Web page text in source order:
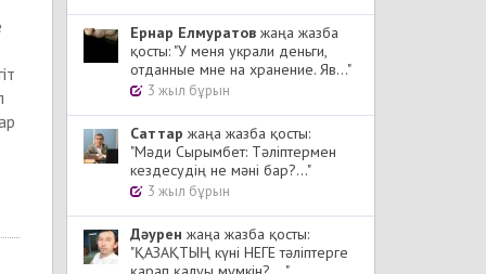
Ернар Елмуратов жаңа жазба
қосты: "У меня украли деньги,
отданные мне на хранение. Яв..."
3 жыл бұрын
Cаттар жаңа жазба қосты:
"Мәди Сырымбет: Тәліптермен
кездесудің не мәні бар?..."
3 жыл бұрын
Дәурен жаңа жазба қосты:
"ҚАЗАҚТЫҢ күні НЕГЕ тәліптерге